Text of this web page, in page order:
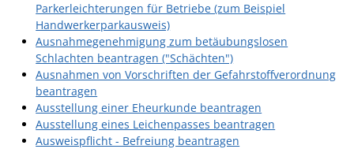
MEIN GEMMRIGHEIM
Projekt Summendes
Gemmrigheim
Markungsputzete
Lesepaten gesucht!
Parkerleichterungen für Betriebe (zum Beispiel
Handwerkerparkausweis)
Ausnahmegenehmigung zum betäubungslosen
Schlachten beantragen ("Schächten")
Ausnahmen von Vorschriften der Gefahrstoffverordnung
beantragen
Ausstellung einer Eheurkunde beantragen
Ausstellung eines Leichenpasses beantragen
Ausweispflicht - Befreiung beantragen